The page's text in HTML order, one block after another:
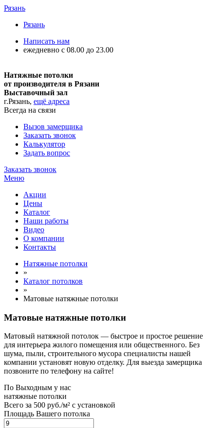
Рязань
Рязань
Написать нам
ежедневно с 08.00 до 23.00
Натяжные потолки
от производителя в Рязани
Выставочный зал
г.Рязань, ещё адреса
Всегда на связи
Вызов замерщика
Заказать звонок
Калькулятор
Задать вопрос
Заказать звонок
Меню
Акции
Цены
Каталог
Наши работы
Видео
О компании
Контакты
Натяжные потолки
»
Каталог потолков
»
Матовые натяжные потолки
Матовые натяжные потолки
Матовый натяжной потолок — быстрое и простое решение
для интерьера жилого помещения или общественного. Без
шума, пыли, строительного мусора специалисты нашей
компании установят новую отделку. Для выезда замерщика
позвоните по телефону на сайте!
По Выходным у нас
натяжные потолки
Всего за 500 руб./м² с установкой
Площадь Вашего потолка